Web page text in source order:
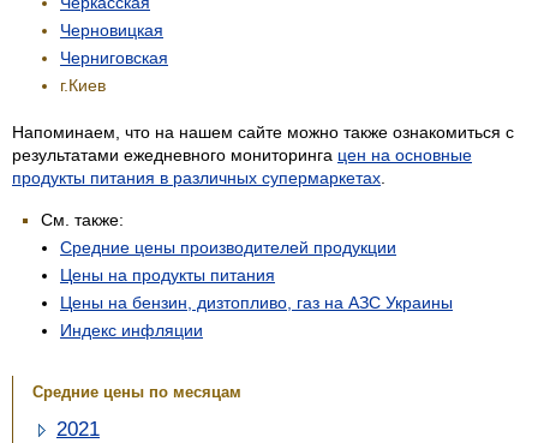
Черновицкая
Черниговская
г.Киев
Напоминаем, что на нашем сайте можно также ознакомиться с
результатами ежедневного мониторинга цен на основные
продукты питания в различных супермаркетах
См. также:
Средние цены производителей продукции
Цены на продукты питания
Цены на бензин, дизтопливо, газ на АЗС Украины
Индекс инфляции
Средние цены по месяцам
2021